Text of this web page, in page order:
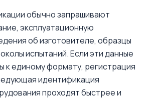
обычно запрашивают
эксплуатационную
об изготовителе, образцы
испытаний. Если эти данные
к единому формату, регистрация
идентификация
проходят быстрее и